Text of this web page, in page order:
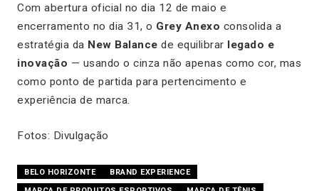
Com abertura oficial no dia 12 de maio e
encerramento no dia 31, o Grey Anexo consolida a
estratégia da New Balance de equilibrar legado e
inovação — usando o cinza não apenas como cor, mas
como ponto de partida para pertencimento e
experiência de marca.
Fotos: Divulgação
BELO HORIZONTE
BRAND EXPERIENCE